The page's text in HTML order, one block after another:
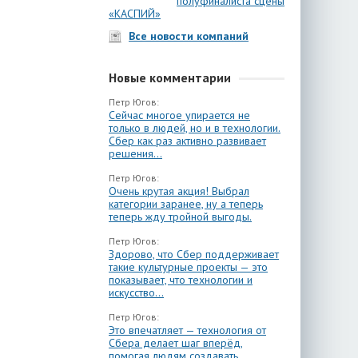
«КАСПИЙ»
Все новости компаний
Новые комментарии
Петр Югов:
Сейчас многое упирается не
только в людей, но и в технологии.
Сбер как раз активно развивает
решения...
Петр Югов:
Очень крутая акция! Выбрал
категории заранее, ну а теперь
теперь жду тройной выгоды.
Петр Югов:
Здорово, что Сбер поддерживает
такие культурные проекты — это
показывает, что технологии и
искусство...
Петр Югов:
Это впечатляет — технология от
Сбера делает шаг вперёд,